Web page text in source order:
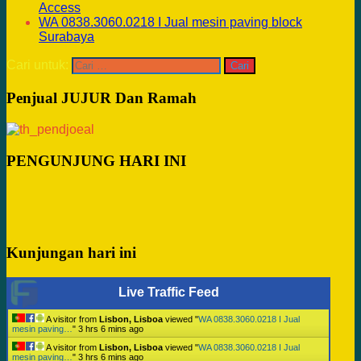
Access
WA 0838.3060.0218 I Jual mesin paving block
Surabaya
Cari untuk:
Penjual JUJUR Dan Ramah
PENGUNJUNG HARI INI
Kunjungan hari ini
Live Traffic Feed
A visitor from Lisbon, Lisboa viewed "WA 0838.3060.0218 I Jual
mesin paving… " 3 hrs 6 mins ago
A visitor from Lisbon, Lisboa viewed "WA 0838.3060.0218 I Jual
mesin paving… " 3 hrs 6 mins ago